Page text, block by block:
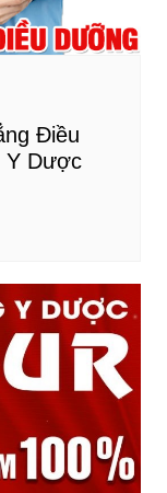
Điều
Y Dược